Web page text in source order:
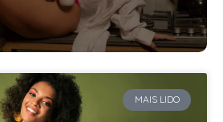
MAIS LIDO